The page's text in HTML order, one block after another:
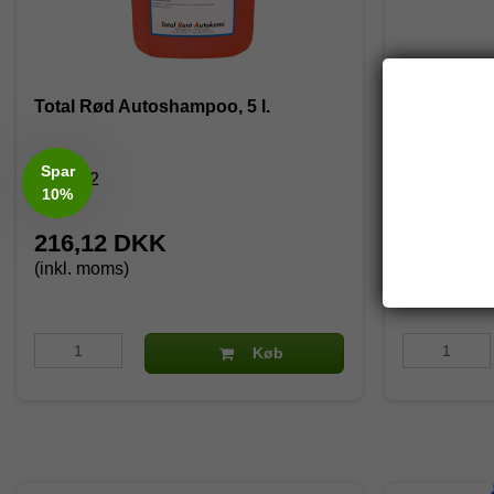
Total Rød Autoshampoo, 5 l.
1111192
216,12 DKK
(inkl. moms)
Køb
Total Rød
Spar
10%